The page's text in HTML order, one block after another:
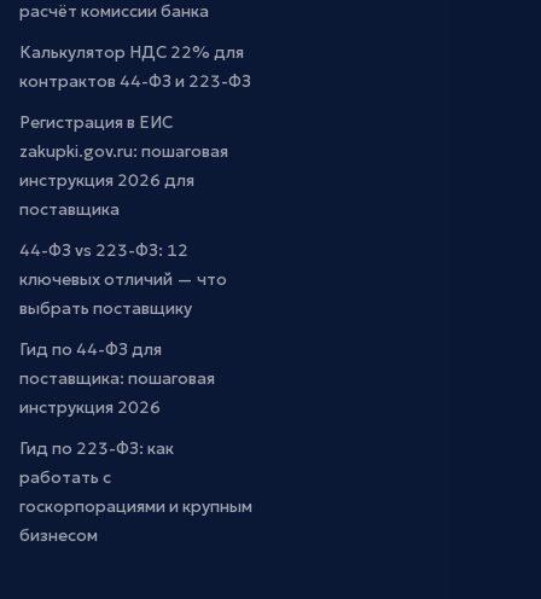
расчёт комиссии банка
Калькулятор НДС 22% для
контрактов 44-ФЗ и 223-ФЗ
Регистрация в ЕИС
zakupki.gov.ru: пошаговая
инструкция 2026 для
поставщика
44-ФЗ vs 223-ФЗ: 12
ключевых отличий — что
выбрать поставщику
Гид по 44-ФЗ для
поставщика: пошаговая
инструкция 2026
Гид по 223-ФЗ: как
работать с
госкорпорациями и крупным
бизнесом